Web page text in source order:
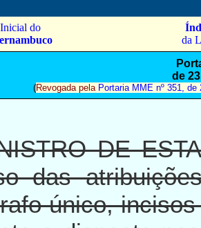
do
da
de
(Revogada pela Portaria MME nº 351,
DE
das
único,